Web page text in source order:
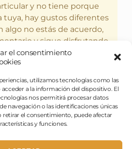
el consentimiento
utilizamos tecnologías como las
a la información del dispositivo. El
nos permitirá procesar datos
navegación o las identificaciones únicas
retirar el consentimiento, puede afectar
y funciones.
y no tiene porque
tuya, hay gustos diferentes
algo no estás de acuerdo,
y sigue disfrutando
el glotoneo.